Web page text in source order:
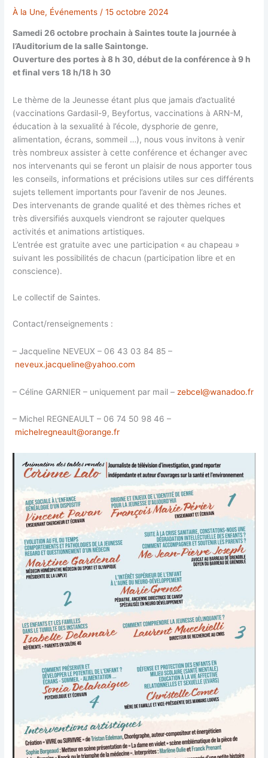
À la Une, Événements /15 octobre 2024
Samedi 26 octobre prochain à Saintes toute la journée à
l’Auditorium de la salle Saintonge.
Ouverture des portes à 8 h 30, début de la conférence à 9 h
et final vers 18 h/18 h 30
Le thème de la Jeunesse étant plus que jamais d’actualité
(vaccinations Gardasil-9, Beyfortus, vaccinations à ARN-M,
éducation à la sexualité à l’école, dysphorie de genre,
alimentation, écrans, sommeil …), nous vous invitons à venir
très nombreux assister à cette conférence et échanger avec
nos intervenants qui se feront un plaisir de nous apporter tous
les conseils, informations et précisions utiles sur ces différents
sujets tellement importants pour l’avenir de nos Jeunes.
Des intervenants de grande qualité et des thèmes riches et
très diversifiés auxquels viendront se rajouter quelques
activités et animations artistiques.
L’entrée est gratuite avec une participation « au chapeau »
suivant les possibilités de chacun (participation libre et en
conscience).
Le collectif de Saintes.
Contact/renseignements :
– Jacqueline NEVEUX – 06 43 03 84 85 –
neveux.jacqueline@yahoo.com
– Céline GARNIER – uniquement par mail – zebcel@wanadoo.fr
– Michel REGNEAULT – 06 74 50 98 46 –
michelregneault@orange.fr